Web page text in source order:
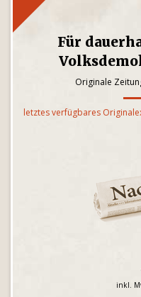
Für
Originale
letztes verfügbares
inkl.